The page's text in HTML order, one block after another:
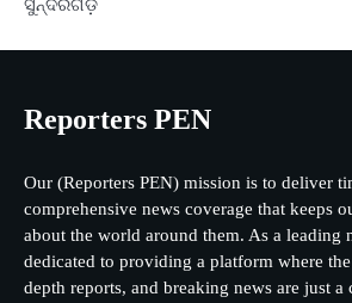
ସୁନ୍ଦରଗଡ଼
Reporters PEN
Our (Reporters PEN) mission is to deliver
comprehensive news coverage that keeps
about the world around them. As a leading
dedicated to providing a platform where
depth reports, and breaking news are just a